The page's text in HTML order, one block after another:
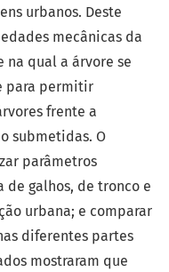
urbanos. Deste
mecânicas da
na qual a árvore se
para permitir
frente a
submetidas. O
parâmetros
de galhos, de tronco e
urbana; e comparar
diferentes partes
mostraram que